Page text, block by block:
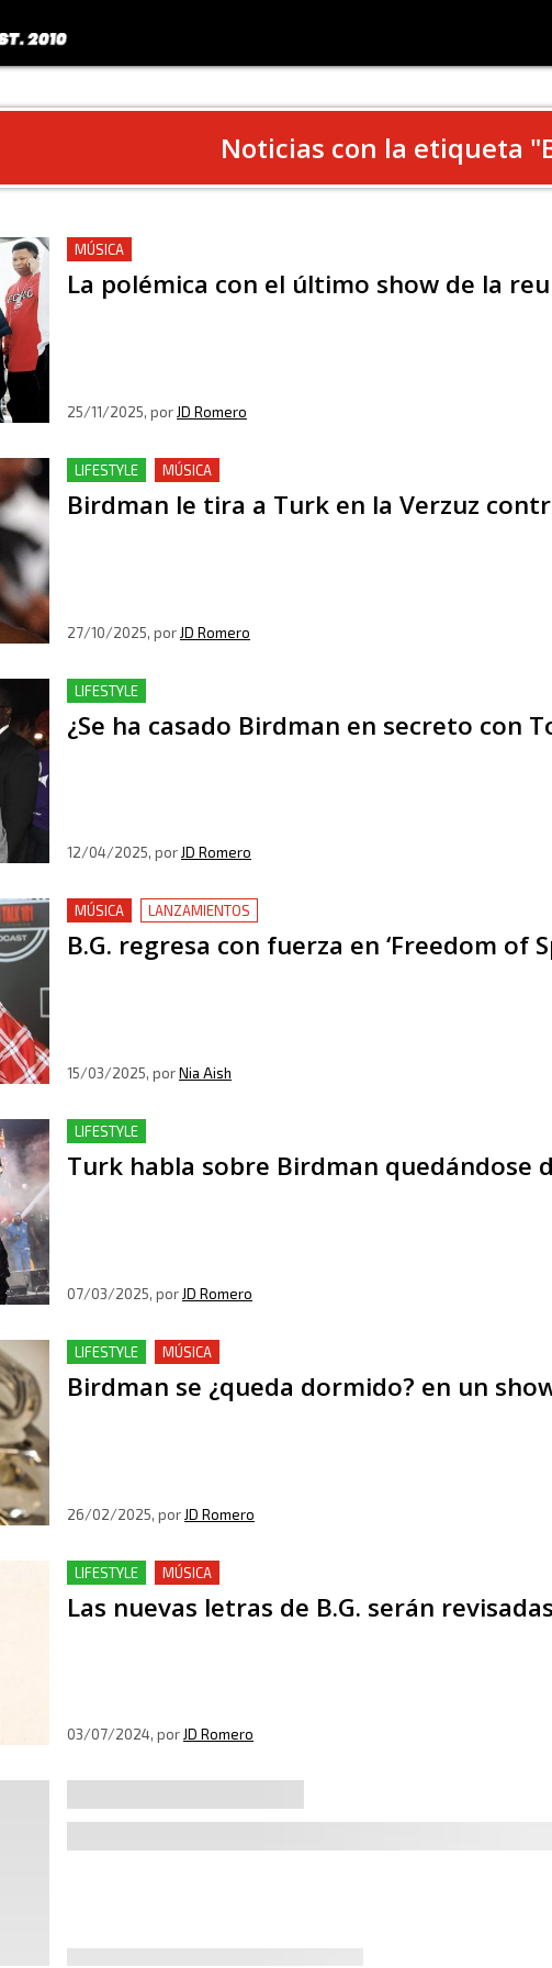
Noticias con la etiqueta "
MÚSICA
La polémica con el último show de la
25/11/2025, por JD Romero
LIFESTYLE MÚSICA
Birdman le tira a Turk en la Verzuz
27/10/2025, por JD Romero
LIFESTYLE
¿Se ha casado Birdman en secreto con
12/04/2025, porJD Romero
MÚSICA LANZAMIENTOS
B.G. regresa con fuerza en ‘Freedom of
15/03/2025, porNia Aish
LIFESTYLE
Turk habla sobre Birdman quedándose
07/03/2025, por JD Romero
LIFESTYLE MÚSICA
Birdman se ¿queda dormido? en un
26/02/2025, por JD Romero
LIFESTYLE MÚSICA
Las nuevas letras de B.G. serán
03/07/2024, porJD Romero
Birdman y Cash Money se reunirán en